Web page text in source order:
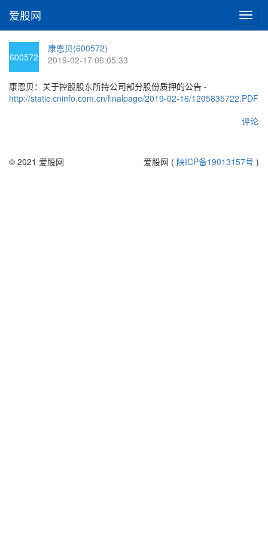
切
换
爱股网
600572
康恩贝(600572)
2019-02-17 06:05:33
康恩贝：关于控股股东所持公司部分股份质押的公告 -
http://static.cninfo.com.cn/finalpage/2019-02-16/1205835722.PDF
评论
© 2021 爱股网 爱股网 ( 陕ICP备19013157号 )